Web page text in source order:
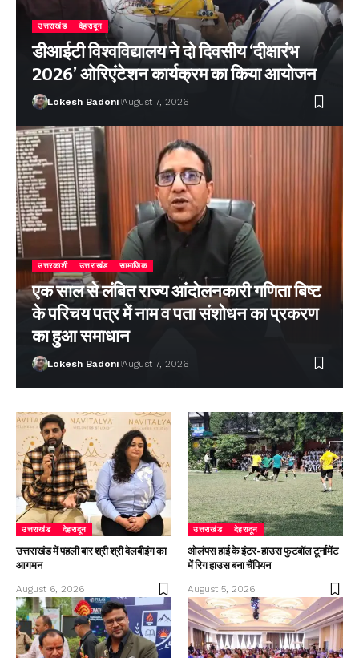
उत्तराखंड देहरादून
डीआईटी विश्वविद्यालय ने दो दिवसीय ‘दीक्षारंभ
2026’ ओरिएंटेशन कार्यक्रम का किया आयोजन
Lokesh Badoni August 7, 2026
उत्तरकाशी उत्तराखंड सामाजिक
एक साल से लंबित राज्य आंदोलनकारी गणिता बिष्ट
के परिचय पत्र में नाम व पता संशोधन का प्रकरण
का हुआ समाधान
Lokesh Badoni August 7, 2026
उत्तराखंड देहरादून
उत्तराखंड में पहली बार श्री श्री वेलबीइंग का
आगमन
August 6, 2026
उत्तराखंड देहरादून
ओलंपस हाई के इंटर-हाउस फुटबॉल टूर्नामेंट
में रिग हाउस बना चैंपियन
August 5, 2026